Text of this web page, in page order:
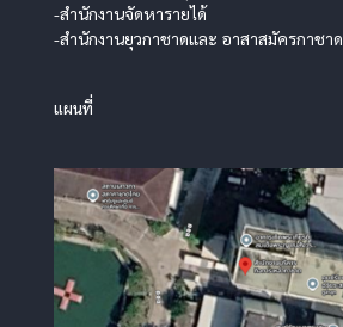
-สำนักงานจัดหารายได้
-สำนักงานยุวกาชาดและ อาสาสมัครกาชาด
แผนที่